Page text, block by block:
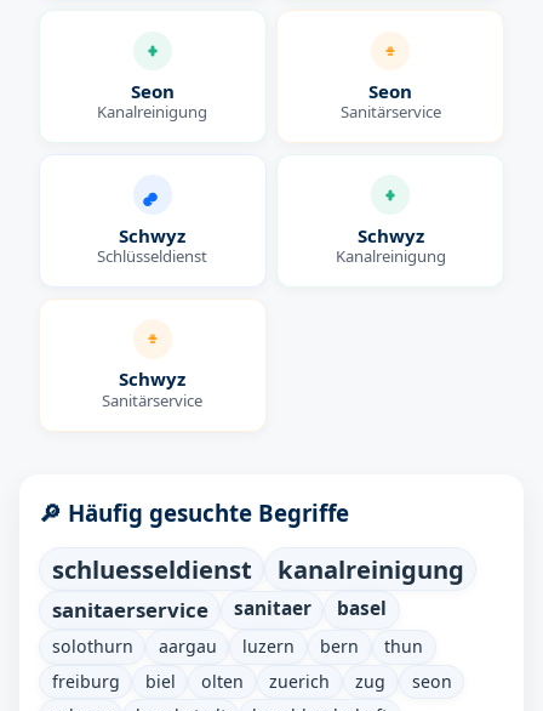
Seon
Kanalreinigung
Seon
Sanitärservice
Schwyz
Schlüsseldienst
Schwyz
Kanalreinigung
Schwyz
Sanitärservice
🔎 Häufig gesuchte Begriffe
schluesseldienst kanalreinigung
sanitaerservice sanitaer basel
solothurn aargau luzern bern
thun
freiburg
biel olten zuerich zug
seon